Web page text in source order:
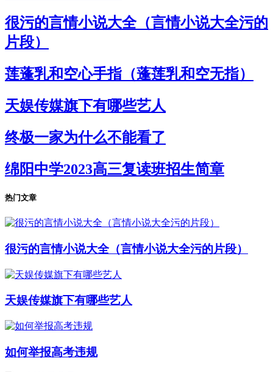
很污的言情小说大全（言情小说大全污的
片段）
莲蓬乳和空心手指（蓬莲乳和空无指）
天娱传媒旗下有哪些艺人
终极一家为什么不能看了
绵阳中学2023高三复读班招生简章
热门文章
很污的言情小说大全（言情小说大全污的片段）
天娱传媒旗下有哪些艺人
如何举报高考违规